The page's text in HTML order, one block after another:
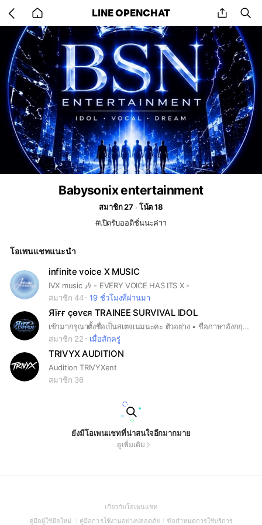
back
to
home
LINE OPENCHAT share
Babysonix entertainment
สมาชิก 27
โน้ต 18
#เปิดรับออดิชั่นนะค่าา
โอเพนแชทแนะนำ
infinite voice X MUSIC
IVX music 🎶 - EVERY VOICE HAS ITS X -
สมาชิก 44
19 ชั่วโมงที่ผ่านมา
Яїғғ ҫөѵєя TRAINEE SURVIVAL IDOL
เข้ามากรุณาตั้งชื่อเป็นสเตจเนมนะคะ ตัวอย่าง • ชื่อภาษาอังกฤษ (ชื่อภาษาไทย) ทีมงานค่ายตั้งชื่อแบบบี้นะคะ ตัวอย่าง • ชื่อภาษาอังกฤษ [ตำแหน่ง]
สมาชิก 22
เมื่อสักครู่
TRIVYX AUDITION
Audition TRIVYXent
สมาชิก 36
ยังมีโอเพนแชทที่น่าสนใจอีกมากมาย
ดูเพิ่มเติม
เกี่ยวกับโอเพนแชท(Open
in
คู่มือผู้ใช้มือใหม่ (Open
คู่มือการใช้งานอย่างปลอดภัย(Open
ข้อกำหนดการใช้บริการ(Open